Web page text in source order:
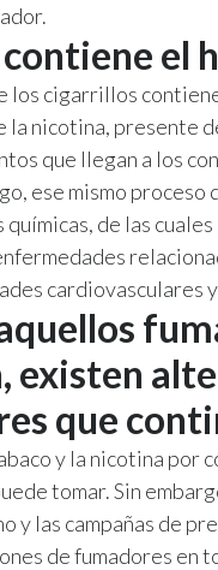
contiene el
los cigarrillos
la nicotina, presente
que llegan a los
ese mismo
químicas, de las
cardiovasculares
existen
que
y la nicotina por
tomar. Sin
y las campañas de
de fumadores en